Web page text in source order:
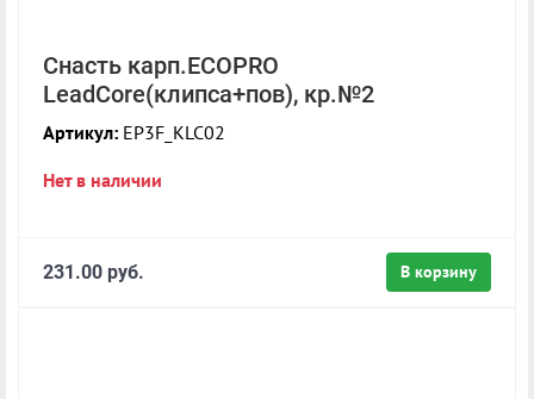
Снасть карп.ECOPRO
LeadCore(клипса+пов), кр.№2
Артикул: EP3F_KLC02
Нет в наличии
В корзину
231.00 руб.